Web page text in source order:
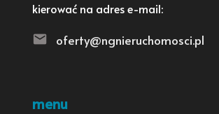
kierować na adres e-mail:
oferty@ngnieruchomosci.pl
menu